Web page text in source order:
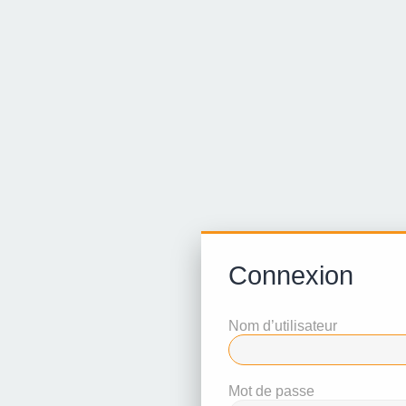
Connexion
Nom d’utilisateur
Mot de passe